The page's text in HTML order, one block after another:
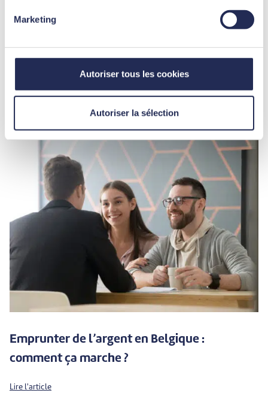
Marketing
Autoriser tous les cookies
Autoriser la sélection
Combien puis-je emprunter ? Simulez votre
Emprunter de l’argent en Belgique :
comment ça marche ?
Lire l'article